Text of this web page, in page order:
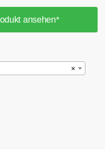
ansehen*
×